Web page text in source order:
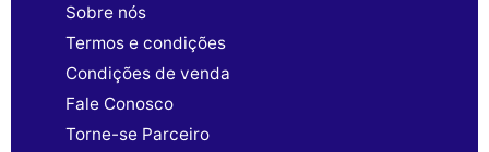
Sobre nós
Termos e condições
Condições de venda
Fale Conosco
Torne-se Parceiro